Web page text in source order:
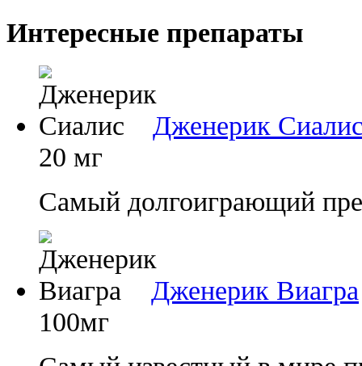
Интересные препараты
Дженерик
20 мг
Самый долгоиграющий
Дженерик Виагра
100мг